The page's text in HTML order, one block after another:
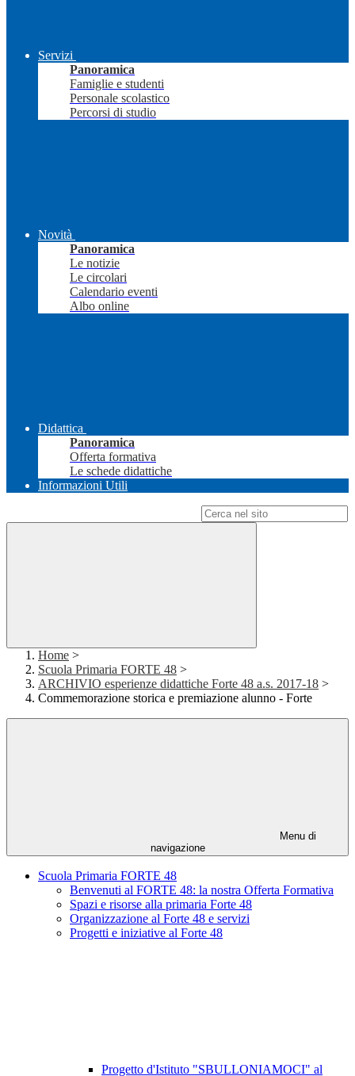
Servizi
Panoramica
Famiglie e studenti
Personale scolastico
Percorsi di studio
Novità
Panoramica
Le notizie
Le circolari
Calendario eventi
Albo online
Didattica
Panoramica
Offerta formativa
Le schede didattiche
Informazioni Utili
Home >
Scuola Primaria FORTE 48 >
ARCHIVIO esperienze didattiche Forte 48 a.s. 2017-18 >
Commemorazione storica e premiazione alunno - Forte
Menu di
navigazione
Scuola Primaria FORTE 48
Benvenuti al FORTE 48: la nostra Offerta Formativa
Spazi e risorse alla primaria Forte 48
Organizzazione al Forte 48 e servizi
Progetti e iniziative al Forte 48
Progetto d'Istituto "SBULLONIAMOCI" al